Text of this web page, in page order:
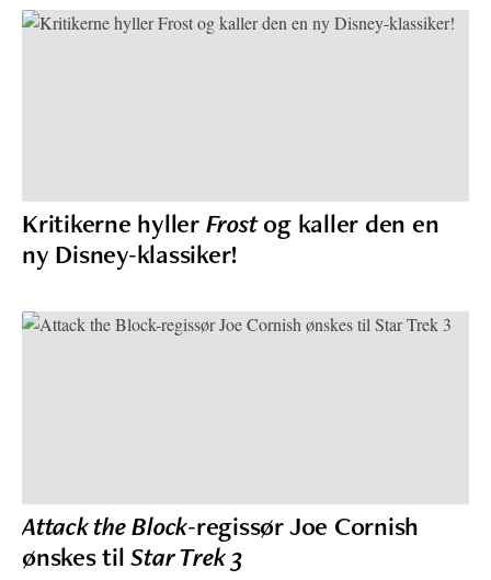
Kritikerne hyllerFrostog kaller den en
ny Disney-klassiker!
Attack the Block-regissør Joe Cornish
ønskes tilStar Trek 3